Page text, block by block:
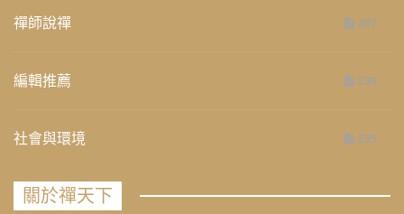
禪師說禪 267
編輯推薦 236
社會與環境 235
關於禪天下